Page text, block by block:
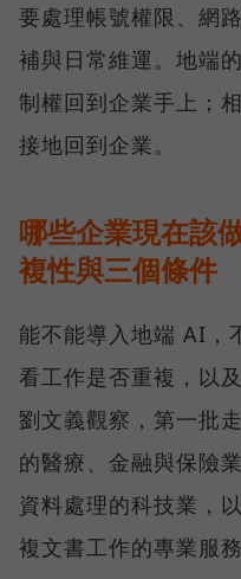
要處理帳號權限、網
補與日常維運。地端
制權回到企業手上；
接地回到企業。
哪些企業現在該
複性與三個條件
能不能導入地端 AI，
看工作是否重複，以
劉文義觀察，第一批
的醫療、金融與保險
資料處理的科技業，
複文書工作的專業服